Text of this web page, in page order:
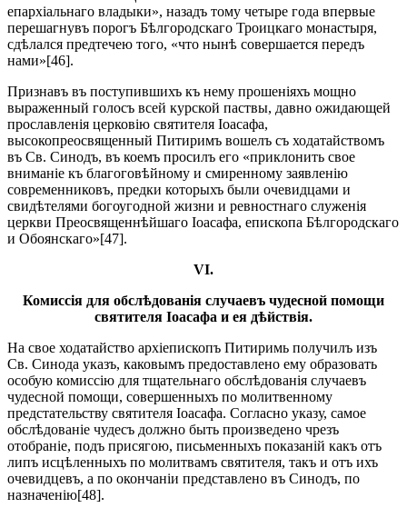
епархіальнаго владыки», назадъ тому четыре года впервые
перешагнувъ порогъ Бѣлгородскаго Троицкаго монастыря,
сдѣлался предтечею того, «что нынѣ совершается передъ
нами»[46].
Признавъ въ поступившихъ къ нему прошеніяхъ мощно
выраженный голосъ всей курской паствы, давно ожидающей
прославленія церковію святителя Іоасафа,
высокопреосвященный Питиримъ вошелъ съ ходатайствомъ
въ Св. Синодъ, въ коемъ просилъ его «приклонить свое
вниманіе къ благоговѣйному и смиренному заявленію
современниковъ, предки которыхъ были очевидцами и
свидѣтелями богоугодной жизни и ревностнаго служенія
церкви Преосвященнѣйшаго Іоасафа, епископа Бѣлгородскаго
и Обоянскаго»[47].
VI.
Комиссія для обслѣдованія случаевъ чудесной помощи
святителя Іоасафа и ея дѣйствія.
На свое ходатайство архіепископъ Питиримь получилъ изъ
Св. Синода указъ, каковымъ предоставлено ему образовать
особую комиссію для тщательнаго обслѣдованія случаевъ
чудесной помощи, совершенныхъ по молитвенному
предстательству святителя Іоасафа. Согласно указу, самое
обслѣдованіе чудесъ должно быть произведено чрезъ
отобраніе, подъ присягою, письменныхъ показаній какъ отъ
липъ исцѣленныхъ по молитвамъ святителя, такъ и отъ ихъ
очевидцевъ, а по окончаніи представлено въ Синодъ, по
назначенію[48].